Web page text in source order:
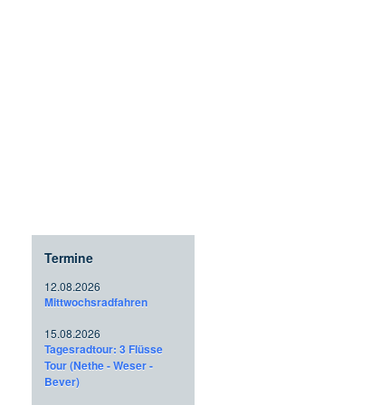
Termine
12.08.2026
Mittwochsradfahren
15.08.2026
Tagesradtour: 3 Flüsse
Tour (Nethe - Weser -
Bever)